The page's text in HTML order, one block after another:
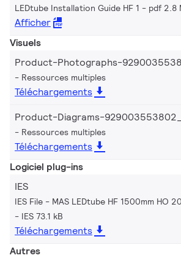
LEDtube Installation Guide HF 1 pdf 2.8
Afficher
Visuels
Product-Photographs-
Ressources multiples
Téléchargements
Product-Diagrams-
Ressources multiples
Téléchargements
Logiciel plug-ins
IES
IES File - MAS LEDtube HF 1500mm HO
IES 73.1 kB
Téléchargements
Autres